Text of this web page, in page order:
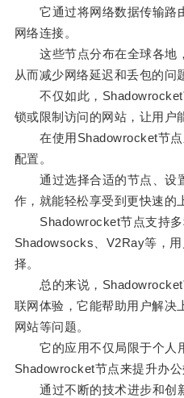
它通过将网络数据传输路
网络连接。
这些节点分布在全球各地，
从而减少网络延迟和丢包的问
不仅如此，Shadowrocket
锁或限制访问的网站，让用户
在使用Shadowrocket节点
配置。
通过选择合适的节点、设
作，就能轻松享受到更快速的
Shadowrocket节点支持多
Shadowsocks、V2Ray等，
择。
总的来说，Shadowrocket
联网体验，它能帮助用户解决
网站等问题。
它的应用不仅局限于个人
Shadowrocket节点来提升办公
通过不断的技术进步和创